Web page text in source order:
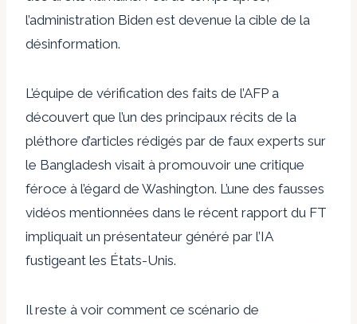
l’administration Biden est devenue la cible de la
désinformation.
L’équipe de vérification des faits de l’AFP a
découvert que l’un des principaux récits de la
pléthore d’articles rédigés par de faux experts sur
le Bangladesh visait à promouvoir une critique
féroce à l’égard de Washington. L’une des fausses
vidéos mentionnées dans le récent rapport du FT
impliquait un présentateur généré par l’IA
fustigeant les États-Unis.
Il reste à voir comment ce scénario de